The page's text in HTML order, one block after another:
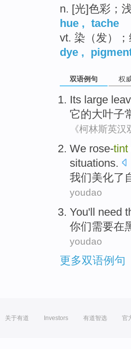
n. [光]色彩；
hue , tache
vt. 染（发）
dye ,
双语例句 权
Its large
它的大叶子
《柯林斯英汉
We rose-tint
situations.
我们美化了
youdao
You'll need
你们需要在
youdao
更多双语例句
关于有道 Investors 有道智选 官